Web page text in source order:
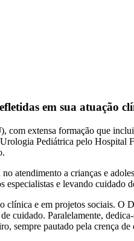
em sua atuação
com extensa formação que
Pediátrica pelo Hospital
atendimento a crianças e
e levando cuidado
clínica e em projetos sociais.
cuidado. Paralelamente,
sempre pautado pela crença